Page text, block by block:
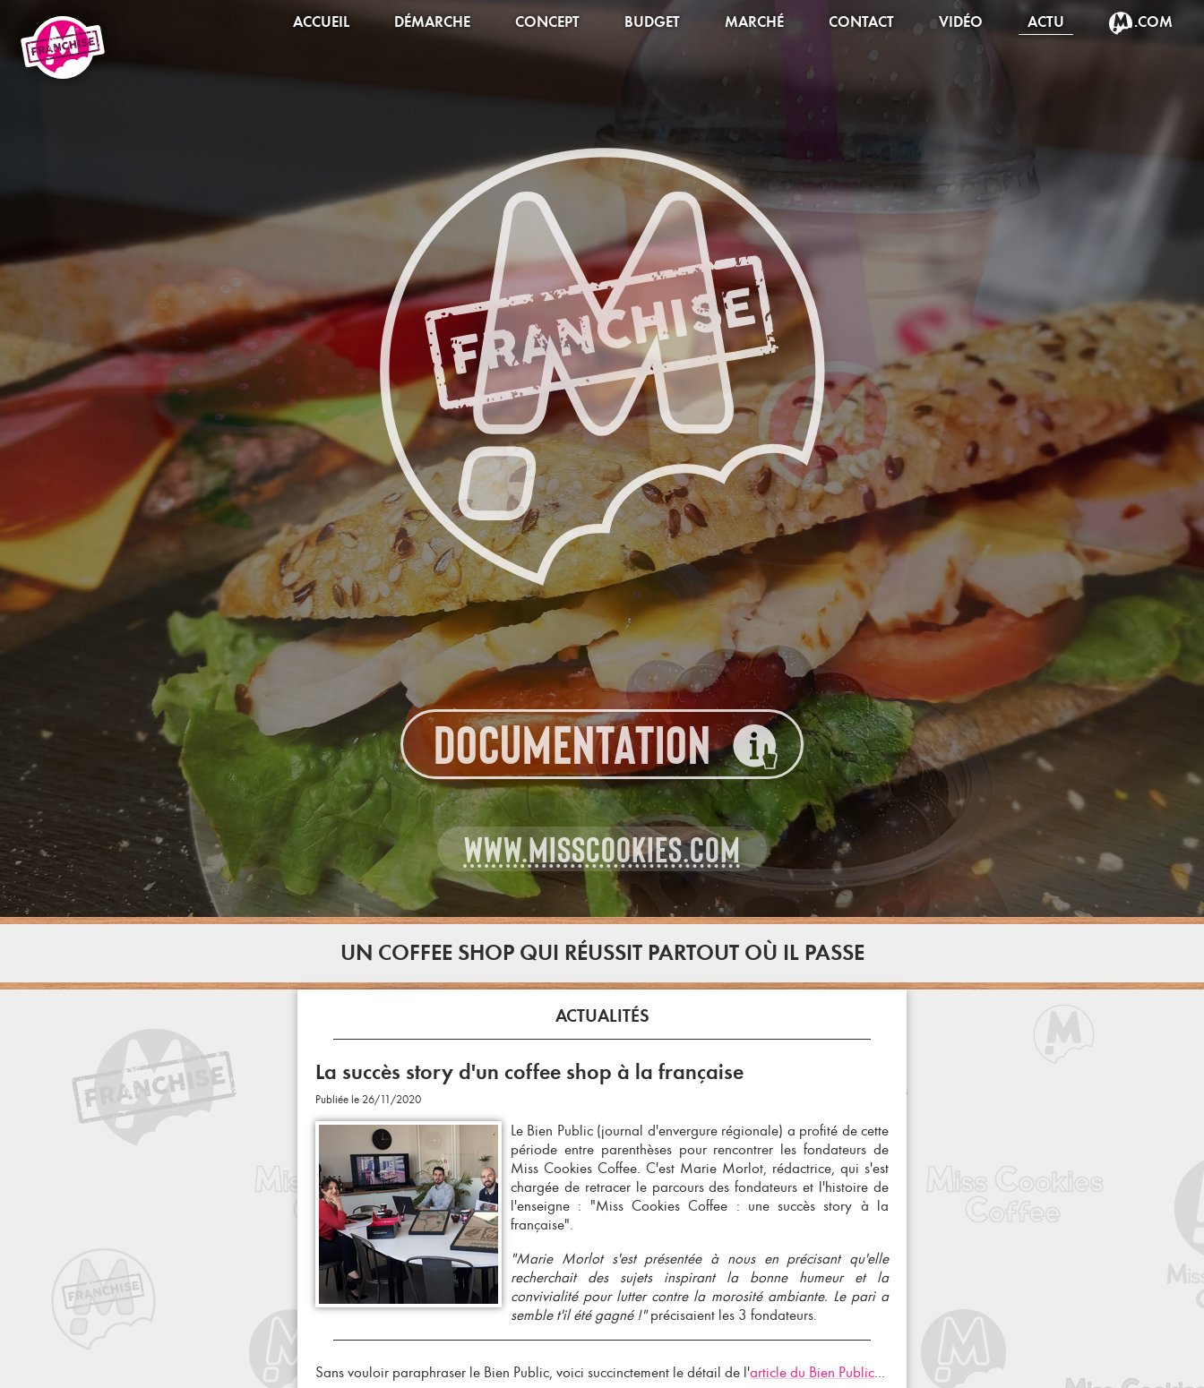
ACCUEIL DÉMARCHE CONCEPT BUDGET MARCHÉ CONTACT VIDÉO ACTU .COM
DOCUMENTATION
WWW.MISSCOOKIES.COM
UN COFFEE SHOP QUI RÉUSSIT PARTOUT OÙ IL PASSE
ACTUALITÉS
La succès story d'un coffee shop à la française
Publiée le 26/11/2020
Le Bien Public (journal d'envergure régionale) a profité de cette
période entre parenthèses pour rencontrer les fondateurs de
Miss Cookies Coffee. C'est Marie Morlot, rédactrice, qui s'est
chargée de retracer le parcours des fondateurs et l'histoire de
l'enseigne : "Miss Cookies Coffee : une succès story à la
française".
"Marie Morlot s'est présentée à nous en précisant qu'elle
recherchait des sujets inspirant la bonne humeur et la
convivialité pour lutter contre la morosité ambiante. Le pari a
semble t'il été gagné !"précisaient les 3 fondateurs.
Sans vouloir paraphraser le Bien Public, voici succinctement le détail de l'article du Bien Public...